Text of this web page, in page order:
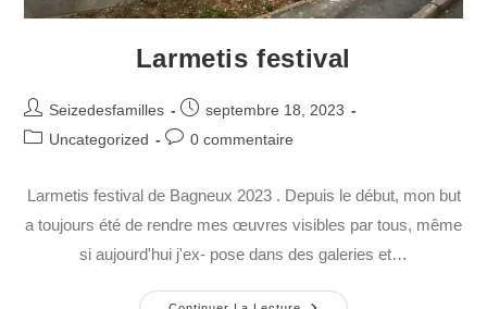
Larmetis festival
Seizedesfamilles
septembre 18, 2023
Uncategorized
0 commentaire
Larmetis festival de Bagneux 2023 . Depuis le début, mon but
a toujours été de rendre mes œuvres visibles par tous, même
si aujourd'hui j'ex- pose dans des galeries et…